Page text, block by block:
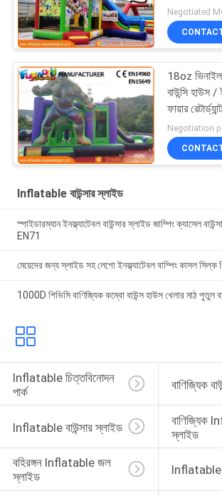
Negotiated
18oz
বাউন্সি হাউস /
ফায়ার
Negotiation
Inflatable বাউন্সার স্লাইড
স্পাইডারম্যান ইনফ্ল্যাটেবল বাউন্সার স্লাইড জাম্পিং ক্যাসেল
EN71
মেয়েদের জন্য স্লাইড সহ লেগো ইনফ্ল্যাটেবল বাম্পিং কাসল সিল্ক
1000D পিভিসি বাণিজ্যিক কম্বো বাউন্স হাউস খেলার মাঠ পুতুল
Inflatable চিত্তবিনোদন
পার্ক
বাণিজ্যিক
Inflatable বাউন্সার স্লাইড
বাণিজ্যিক
স্লাইড
বহিরঙ্গন Inflatable জল
স্লাইড
Inflatable